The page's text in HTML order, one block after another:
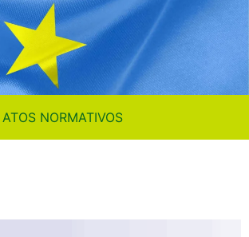
ATOS NORMATIVOS